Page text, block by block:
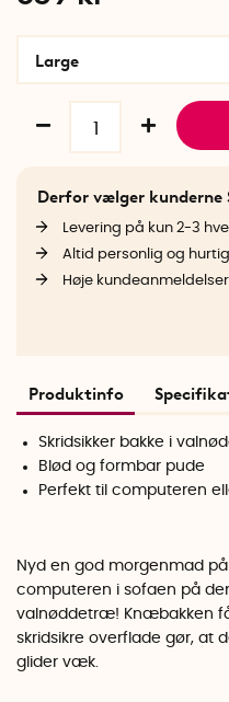
Large
Derfor vælger kunderne
Levering på kun 2-3
Altid personlig og
Høje
Produktinfo
Skridsikker bakke i
Blød og formbar pude
Perfekt til computeren
Nyd en god morgenmad
computeren i sofaen på
valnøddetræ! Knæbakken
skridsikre overflade gør, at
glider væk.